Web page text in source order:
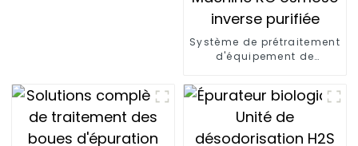
Système de prétraitement
d'équipement de
conteneurisé Machine RO
osmose inverse purifiée